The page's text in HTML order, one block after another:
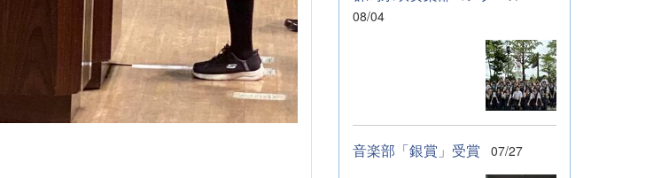
08/04
音楽部「銀賞」受賞 07/27